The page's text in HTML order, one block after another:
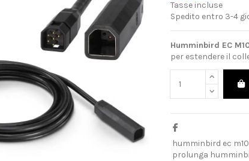
Tasse incluse
Spedito entro 3-4
Humminbird EC
per estendere il
humminbird ec m10
prolunga